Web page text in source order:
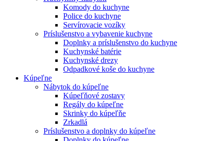
Komody do kuchyne
Police do kuchyne
Servírovacie vozíky
Príslušenstvo a vybavenie kuchyne
Doplnky a príslušenstvo do kuchyne
Kuchynské batérie
Kuchynské drezy
Odpadkové koše do kuchyne
Kúpeľne
Nábytok do kúpeľne
Kúpeľňové zostavy
Regály do kúpeľne
Skrinky do kúpeľňe
Zrkadlá
Príslušenstvo a doplnky do kúpeľne